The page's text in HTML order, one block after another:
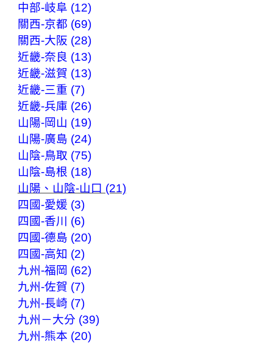
中部-岐阜 (12)
關西-京都 (69)
關西-大阪 (28)
近畿-奈良 (13)
近畿-滋賀 (13)
近畿-三重 (7)
近畿-兵庫 (26)
山陽-岡山 (19)
山陽-廣島 (24)
山陰-鳥取 (75)
山陰-島根 (18)
山陽、山陰-山口 (21)
四國-愛媛 (3)
四國-香川 (6)
四國-德島 (20)
四國-高知 (2)
九州-福岡 (62)
九州-佐賀 (7)
九州-長崎 (7)
九州－大分 (39)
九州-熊本 (20)